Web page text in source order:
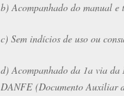
b) Acompanhado do manual e
c) Sem indícios de uso ou
d) Acompanhado da 1a via da
DANFE (Documento Auxiliar